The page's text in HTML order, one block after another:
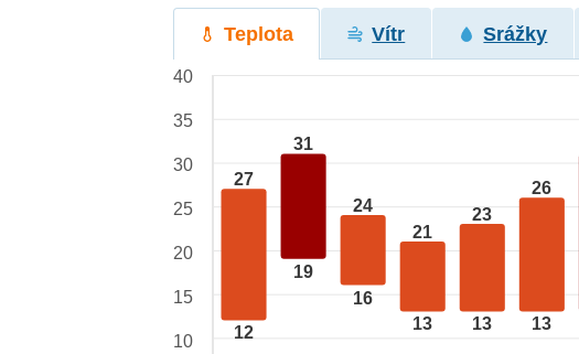
Teplota Vítr Srážky
27
12
31
19
24
16
21
13
23
13
26
13
40
35
30
25
20
15
10